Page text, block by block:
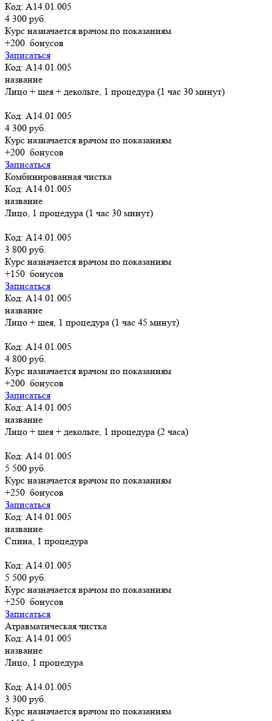
Код: A14.01.005
4 300 руб.
Курс назначается врачом по показаниям
+200 бонусов
Записаться
Код: A14.01.005
название
Лицо + шея + декольте, 1 процедура (1 час 30 минут)
Код: A14.01.005
4 300 руб.
Курс назначается врачом по показаниям
+200 бонусов
Записаться
Комбинированная чистка
Код: A14.01.005
название
Лицо, 1 процедура (1 час 30 минут)
Код: A14.01.005
3 800 руб.
Курс назначается врачом по показаниям
+150 бонусов
Записаться
Код: A14.01.005
название
Лицо + шея, 1 процедура (1 час 45 минут)
Код: A14.01.005
4 800 руб.
Курс назначается врачом по показаниям
+200 бонусов
Записаться
Код: A14.01.005
название
Лицо + шея + декольте, 1 процедура (2 часа)
Код: A14.01.005
5 500 руб.
Курс назначается врачом по показаниям
+250 бонусов
Записаться
Код: A14.01.005
название
Спина, 1 процедура
Код: A14.01.005
5 500 руб.
Курс назначается врачом по показаниям
+250 бонусов
Записаться
Атравматическая чистка
Код: A14.01.005
название
Лицо, 1 процедура
Код: A14.01.005
3 300 руб.
Курс назначается врачом по показаниям